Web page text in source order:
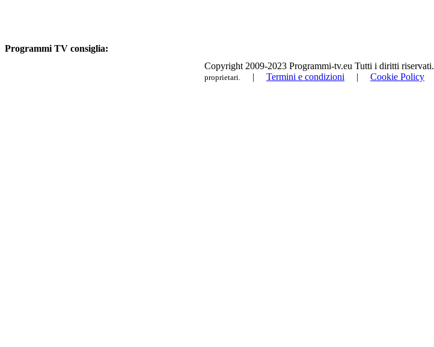
Programmi TV consiglia:
Copyright 2009-2023 Programmi-tv.eu Tutti i diritti riservati.
proprietari.
| Termini e condizioni | Cookie Policy